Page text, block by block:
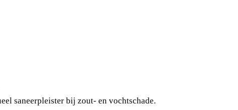
saneerpleister bij zout- en vochtschade.